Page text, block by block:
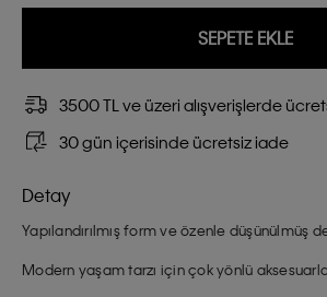
SEPETE EKLE
3500 TL ve üzeri alışverişlerde
30 gün içerisinde ücretsiz iade
Detay
Yapılandırılmış form ve özenle düşünülmüş
Modern yaşam tarzı için çok yönlü